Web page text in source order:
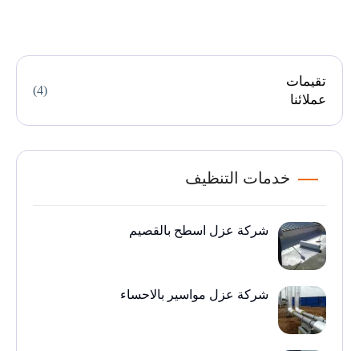
تقيمات
عملائنا
(4)
خدمات التنظيف
شركة عزل اسطح بالقصيم
شركة عزل مواسير بالاحساء